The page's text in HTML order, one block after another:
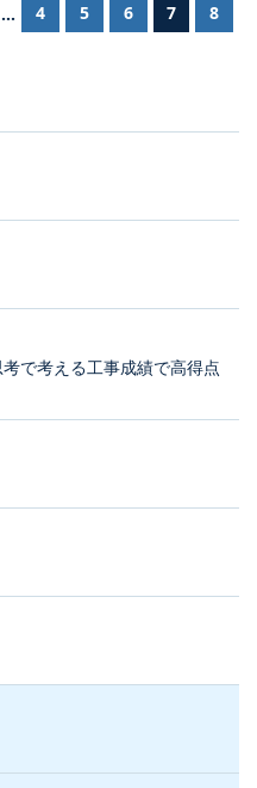
... 4 5 6 7 8
で考える工事成績で高得点